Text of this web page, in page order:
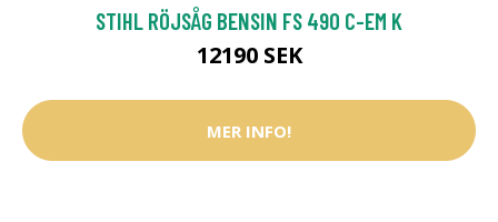
STIHL RÖJSÅG BENSIN FS 490 C-EM K
12190 SEK
MER INFO!